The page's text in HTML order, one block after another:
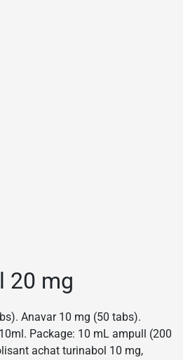
20 mg
Anavar 10 mg (50 tabs).
Package: 10 mL ampull (200
achat turinabol 10 mg,